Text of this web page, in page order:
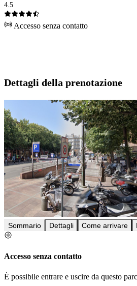
4.5
Accesso senza contatto
Dettagli della prenotazione
Sommario Dettagli Come arrivare
Accesso senza contatto
È possibile entrare e uscire da questo